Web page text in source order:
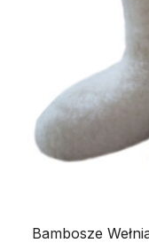
Bambosze